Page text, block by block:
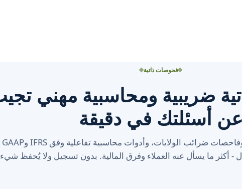
فحوصات ذاتية
ضريبية ومحاسبية مهني
عن أسئلتك في دقيقة
أكثر ما يسأل عنه العملاء وفرق المالية. بدون تسجيل ولا يُحفظ